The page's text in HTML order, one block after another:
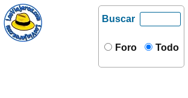
Buscar
Foro Todo